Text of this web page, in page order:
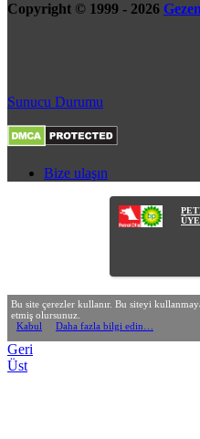
Copyright © 1999 - 2026
Sunucu Durumu
Bize ulaşın
Bu site çerezler kullanır. Bu siteyi
etmiş olursunuz.
Kabul
Daha fazla bilgi edin…
Geri
Üst